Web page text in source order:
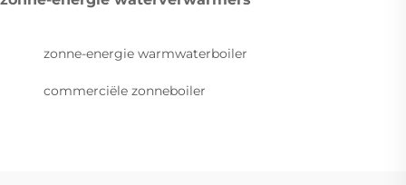
zonne-energie warmwaterboiler
commerciële zonneboiler